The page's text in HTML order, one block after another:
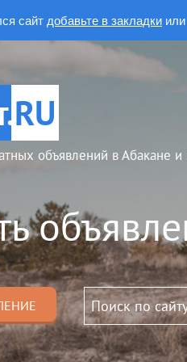
сайт добавьте в закладки
RU
объявлений в Абакане